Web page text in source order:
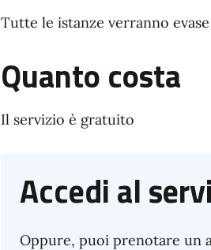
Tutte le istanze verranno
Quanto costa
Il servizio è gratuito
Accedi al
Oppure, puoi prenotare un